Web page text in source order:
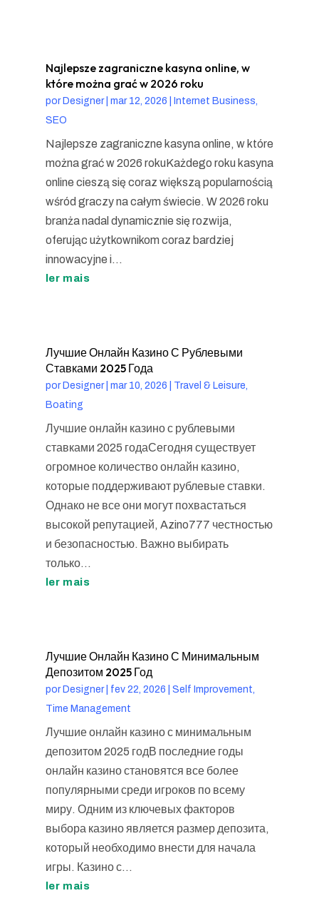
Najlepsze zagraniczne kasyna online, w
które można grać w 2026 roku
por Designer| mar 12, 2026
Internet Business,
SEO
Najlepsze zagraniczne kasyna online, w które
można grać w 2026 rokuKażdego roku kasyna
online cieszą się coraz większą popularnością
wśród graczy na całym świecie. W 2026 roku
branża nadal dynamicznie się rozwija,
oferując użytkownikom coraz bardziej
innowacyjne i...
ler mais
Лучшие Онлайн Казино С Рублевыми
Ставками 2025 Года
por Designer| mar 10, 2026
Travel & Leisure,
Boating
Лучшие онлайн казино с рублевыми
ставками 2025 годаСегодня существует
огромное количество онлайн казино,
которые поддерживают рублевые ставки.
Однако не все они могут похвастаться
высокой репутацией, Azino777 честностью
и безопасностью. Важно выбирать
только...
ler mais
Лучшие Онлайн Казино С Минимальным
Депозитом 2025 Год
por Designer| fev 22, 2026
Self Improvement,
Time Management
Лучшие онлайн казино с минимальным
депозитом 2025 годВ последние годы
онлайн казино становятся все более
популярными среди игроков по всему
миру. Одним из ключевых факторов
выбора казино является размер депозита,
который необходимо внести для начала
игры. Казино с...
ler mais